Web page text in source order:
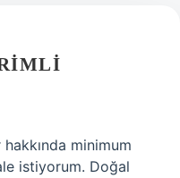
minimum
istiyorum. Doğal